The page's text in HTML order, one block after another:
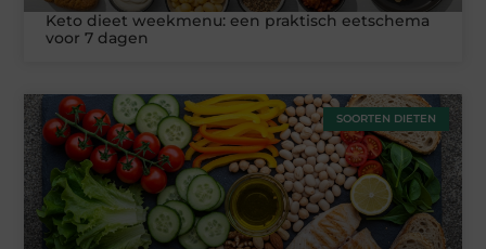
Keto dieet weekmenu: een praktisch eetschema
voor 7 dagen
SOORTEN DIETEN